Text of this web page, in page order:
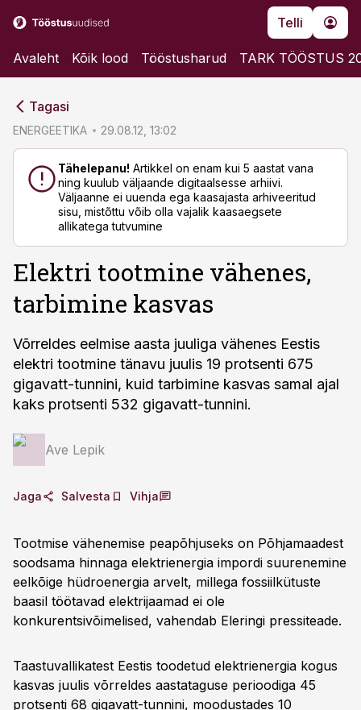
Telli
Avaleht Kõik lood Tööstusharud TARK TÖÖSTUS
Tagasi
ENERGEETIKA 29.08.12, 13:02
Tähelepanu! Artikkel on enam kui 5 aastat vana
ning kuulub väljaande digitaalsesse arhiivi.
Väljaanne ei uuenda ega kaasajasta arhiveeritud
sisu, mistõttu võib olla vajalik kaasaegsete
allikatega tutvumine
Elektri tootmine vähenes,
tarbimine kasvas
Võrreldes eelmise aasta juuliga vähenes Eestis
elektri tootmine tänavu juulis 19 protsenti 675
gigavatt-tunnini, kuid tarbimine kasvas samal ajal
kaks protsenti 532 gigavatt-tunnini.
Ave Lepik
Jaga Salvesta Vihja
Tootmise vähenemise peapõhjuseks on Põhjamaadest
soodsama hinnaga elektrienergia impordi suurenemine
eelkõige hüdroenergia arvelt, millega fossiilkütuste
baasil töötavad elektrijaamad ei ole
konkurentsivõimelised, vahendab Eleringi pressiteade.
Taastuvallikatest Eestis toodetud elektrienergia kogus
kasvas juulis võrreldes aastataguse perioodiga 45
protsenti 68 gigavatt-tunnini, moodustades 10